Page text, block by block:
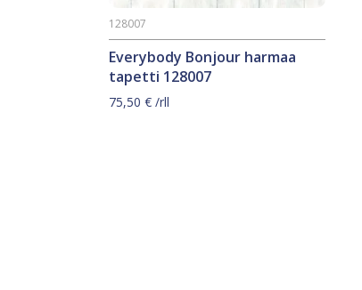
Everybody Bonjour harmaa
tapetti 128007
128007
75,50 € /rll